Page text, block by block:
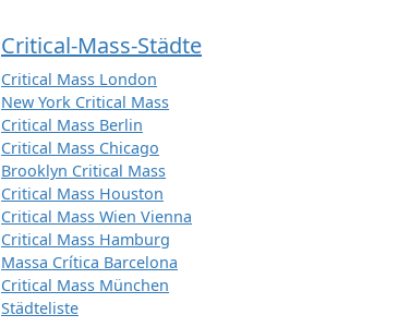
Critical-Mass-Städte
Critical Mass London
New York Critical Mass
Critical Mass Berlin
Critical Mass Chicago
Brooklyn Critical Mass
Critical Mass Houston
Critical Mass Wien Vienna
Critical Mass Hamburg
Massa Crítica Barcelona
Critical Mass München
Städteliste